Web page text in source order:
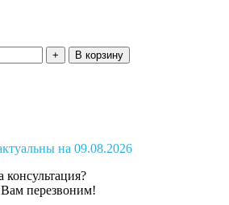
В корзину
на 09.08.2026
перезвоним!